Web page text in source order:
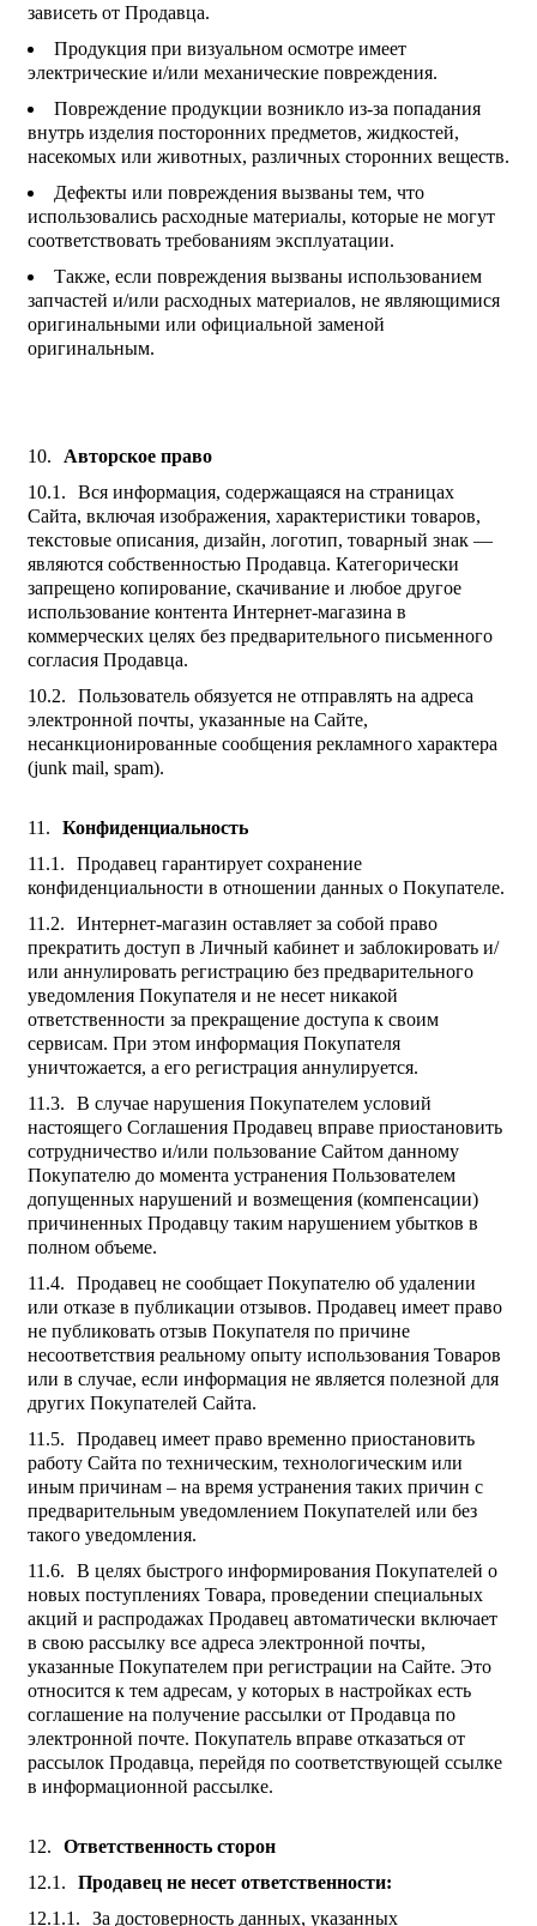
зависеть от Продавца.
Продукция при визуальном осмотре имеет
электрические и/или механические повреждения.
Повреждение продукции возникло из-за попадания
внутрь изделия посторонних предметов, жидкостей,
насекомых или животных, различных сторонних веществ.
Дефекты или повреждения вызваны тем, что
использовались расходные материалы, которые не могут
соответствовать требованиям эксплуатации.
Также, если повреждения вызваны использованием
запчастей и/или расходных материалов, не являющимися
оригинальными или официальной заменой
оригинальным.
Авторское право
Вся информация, содержащаяся на страницах
Сайта, включая изображения, характеристики товаров,
текстовые описания, дизайн, логотип, товарный знак —
являются собственностью Продавца. Категорически
запрещено копирование, скачивание и любое другое
использование контента Интернет-магазина в
коммерческих целях без предварительного письменного
согласия Продавца.
Пользователь обязуется не отправлять на адреса
электронной почты, указанные на Сайте,
несанкционированные сообщения рекламного характера
(junk mail, spam).
Конфиденциальность
Продавец гарантирует сохранение
конфиденциальности в отношении данных о Покупателе.
Интернет-магазин оставляет за собой право
прекратить доступ в Личный кабинет и заблокировать и/
или аннулировать регистрацию без предварительного
уведомления Покупателя и не несет никакой
ответственности за прекращение доступа к своим
сервисам. При этом информация Покупателя
уничтожается, а его регистрация аннулируется.
В случае нарушения Покупателем условий
настоящего Соглашения Продавец вправе приостановить
сотрудничество и/или пользование Сайтом данному
Покупателю до момента устранения Пользователем
допущенных нарушений и возмещения (компенсации)
причиненных Продавцу таким нарушением убытков в
полном объеме.
Продавец не сообщает Покупателю об удалении
или отказе в публикации отзывов. Продавец имеет право
не публиковать отзыв Покупателя по причине
несоответствия реальному опыту использования Товаров
или в случае, если информация не является полезной для
других Покупателей Сайта.
Продавец имеет право временно приостановить
работу Сайта по техническим, технологическим или
иным причинам – на время устранения таких причин с
предварительным уведомлением Покупателей или без
такого уведомления.
В целях быстрого информирования Покупателей о
новых поступлениях Товара, проведении специальных
акций и распродажах Продавец автоматически включает
в свою рассылку все адреса электронной почты,
указанные Покупателем при регистрации на Сайте. Это
относится к тем адресам, у которых в настройках есть
соглашение на получение рассылки от Продавца по
электронной почте. Покупатель вправе отказаться от
рассылок Продавца, перейдя по соответствующей ссылке
в информационной рассылке.
Ответственность сторон
Продавец не несет ответственности:
За достоверность данных, указанных